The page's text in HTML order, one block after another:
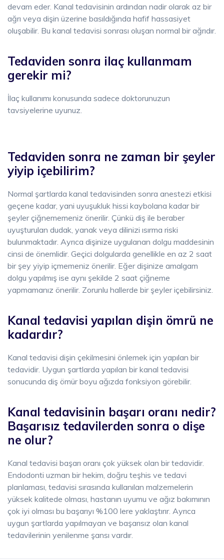
devam eder. Kanal tedavisinin ardından nadir olarak az bir
ağrı veya dişin üzerine basıldığında hafif hassasiyet
oluşabilir. Bu kanal tedavisi sonrası oluşan normal bir ağrıdır.
Tedaviden sonra ilaç kullanmam
gerekir mi?
İlaç kullanımı konusunda sadece doktorunuzun
tavsiyelerine uyunuz.
Tedaviden sonra ne zaman bir şeyler
yiyip içebilirim?
Normal şartlarda kanal tedavisinden sonra anestezi etkisi
geçene kadar, yani uyuşukluk hissi kaybolana kadar bir
şeyler çiğnememeniz önerilir. Çünkü diş ile beraber
uyuşturulan dudak, yanak veya dilinizi ısırma riski
bulunmaktadır. Ayrıca dişinize uygulanan dolgu maddesinin
cinsi de önemlidir. Geçici dolgularda genellikle en az 2 saat
bir şey yiyip içmemeniz önerilir. Eğer dişinize amalgam
dolgu yapılmış ise aynı şekilde 2 saat çiğneme
yapmamanız önerilir. Zorunlu hallerde bir şeyler içebilirsiniz.
Kanal tedavisi yapılan dişin ömrü ne
kadardır?
Kanal tedavisi dişin çekilmesini önlemek için yapılan bir
tedavidir. Uygun şartlarda yapılan bir kanal tedavisi
sonucunda diş ömür boyu ağızda fonksiyon görebilir.
Kanal tedavisinin başarı oranı nedir?
Başarısız tedavilerden sonra o dişe
ne olur?
Kanal tedavisi başarı oranı çok yüksek olan bir tedavidir.
Endodonti uzman bir hekim, doğru teşhis ve tedavi
planlaması, tedavisi sırasında kullanılan malzemelerin
yüksek kalitede olması, hastanın uyumu ve ağız bakımının
çok iyi olması bu başarıyı %100 lere yaklaştırır. Ayrıca
uygun şartlarda yapılmayan ve başarısız olan kanal
tedavilerinin yenilenme şansı vardır.